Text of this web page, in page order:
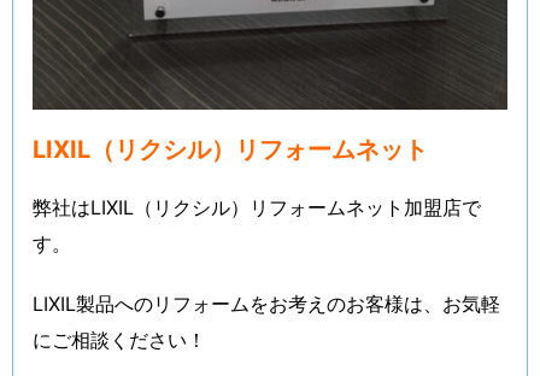
LIXIL（リクシル）リフォームネット
弊社はLIXIL（リクシル）リフォームネット加盟店で
す。
LIXIL製品へのリフォームをお考えのお客様は、お気軽
にご相談ください！